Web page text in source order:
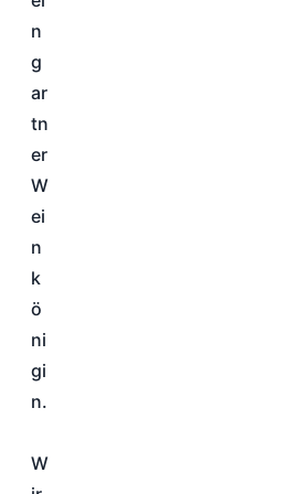
n
g
ar
tn
er
W
ei
n
k
ö
ni
gi
n.
W